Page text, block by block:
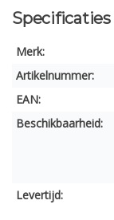
Specificaties
Merk:
Artikelnummer:
EAN:
Beschikbaarheid:
Levertijd: